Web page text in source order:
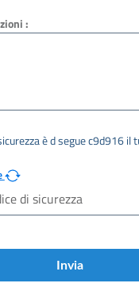
:
Invia